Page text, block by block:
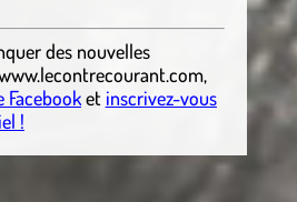
des nouvelles
,
Facebooket inscrivez-vous
!